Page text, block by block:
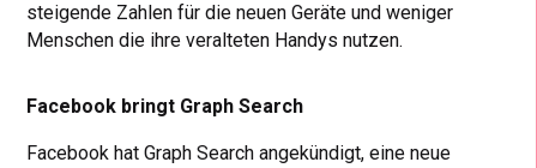
steigende Zahlen für die neuen Geräte und weniger
Menschen die ihre veralteten Handys nutzen.
Facebook bringt Graph Search
Facebook hat Graph Search angekündigt, eine neue